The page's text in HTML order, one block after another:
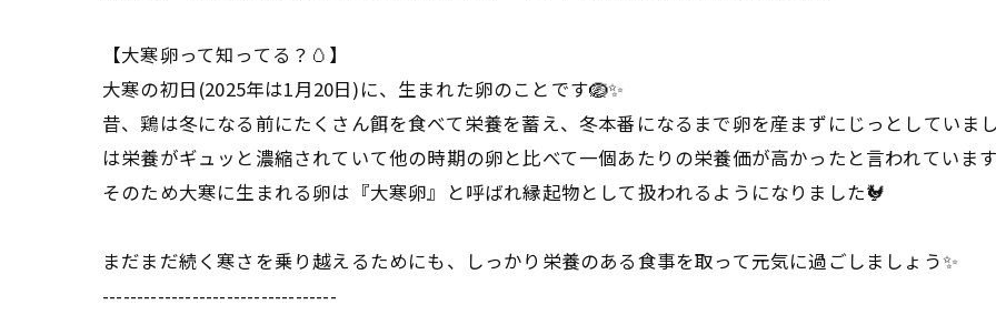
【大寒卵って知ってる？🥚】
大寒の初日(2025年は1月20日)に、生まれた卵のことです🪺✨
昔、鶏は冬になる前にたくさん餌を食べて栄養を蓄え、冬本番になるまで卵を産まずにじっとしていま
は栄養がギュッと濃縮されていて他の時期の卵と比べて一個あたりの栄養価が高かったと言われています
そのため大寒に生まれる卵は『大寒卵』と呼ばれ縁起物として扱われるようになりました🐓
まだまだ続く寒さを乗り越えるためにも、しっかり栄養のある食事を取って元気に過ごしましょう✨
----------------------------------